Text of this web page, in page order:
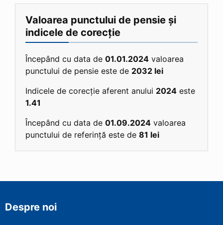
Valoarea punctului de pensie și
indicele de corecție
Începând cu data de 01.01.2024 valoarea
punctului de pensie este de 2032 lei
Indicele de corecție aferent anului 2024 este
1.41
Începând cu data de 01.09.2024 valoarea
punctului de referință este de 81 lei
Despre noi